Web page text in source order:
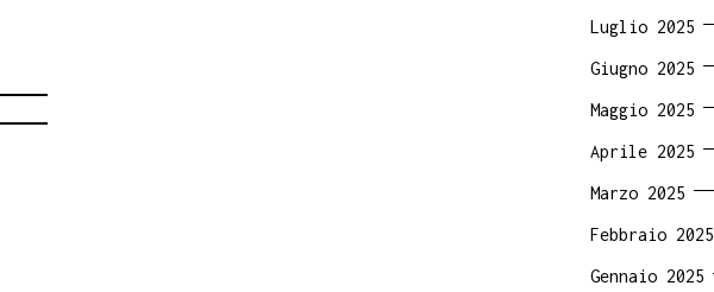
Luglio 2025
Giugno 2025
Maggio 2025
Aprile 2025
Marzo 2025
Febbraio 2025
Gennaio 2025